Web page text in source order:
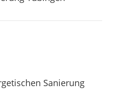
Sanierung